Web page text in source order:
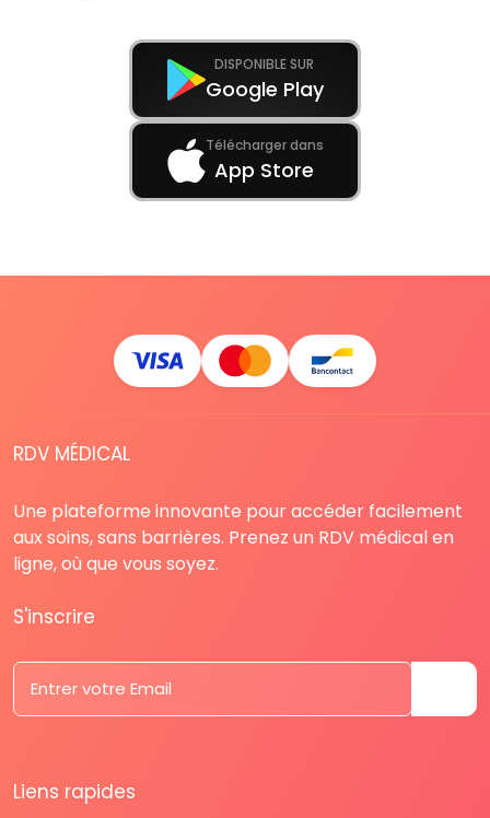
DISPONIBLE SUR
Google Play
Télécharger dans
App Store
RDV MÉDICAL
Une plateforme innovante pour accéder facilement
aux soins, sans barrières. Prenez un RDV médical en
ligne, où que vous soyez.
S'inscrire
Liens rapides